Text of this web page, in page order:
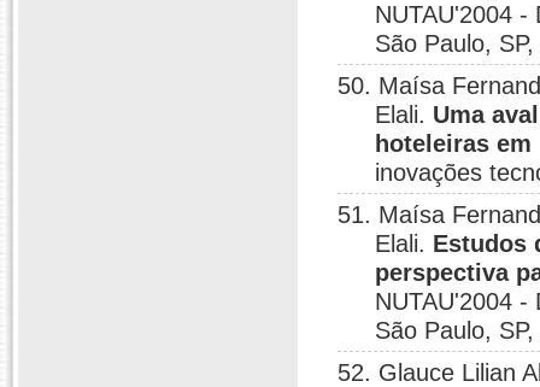
NUTAU'2004 -
São Paulo,
50. Maísa
Elali. Uma
hoteleiras em
inovações
51. Maísa
Elali. Estudos
perspectiva
NUTAU'2004 -
São Paulo,
52. Glauce Lilian